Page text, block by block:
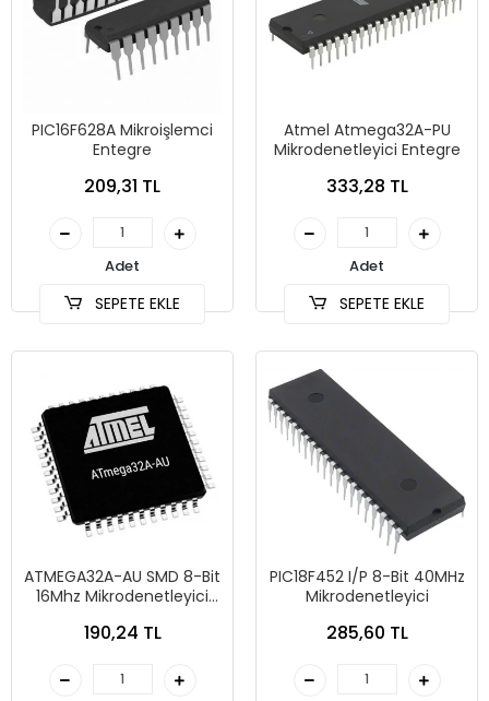
PIC16F628A Mikroişlemci
Entegre
209,31 TL
Adet
SEPETE EKLE
Atmel Atmega32A-PU
Mikrodenetleyici Entegre
333,28 TL
Adet
SEPETE EKLE
ATMEGA32A-AU SMD 8-Bit
16Mhz Mikrodenetleyici
190,24 TL
PIC18F452 I/P 8-Bit 40MHz
Mikrodenetleyici
285,60 TL